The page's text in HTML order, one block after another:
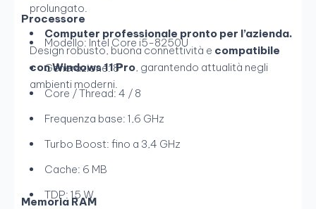
prolungato.
Computer professionale pronto per l’azienda.
Design robusto, buona connettività e compatibile
con Windows 11 Pro , garantendo attualità negli
ambienti moderni.
Processore
Modello: Intel Core i5-8250U
Generazione: 8ª
Core / Thread: 4 / 8
Frequenza base: 1,6 GHz
Turbo Boost: fino a 3,4 GHz
Cache: 6 MB
TDP: 15 W
Memoria RAM